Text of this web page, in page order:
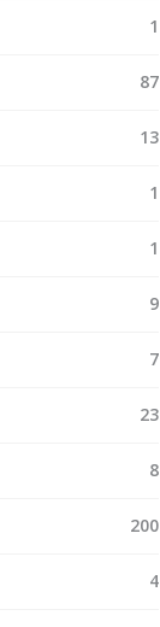
1
87
13
1
1
9
7
23
8
200
4